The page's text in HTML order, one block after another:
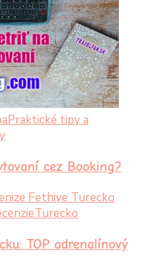
Praktické tipy a
cez Booking?
Turecko
TOP adrenalínový